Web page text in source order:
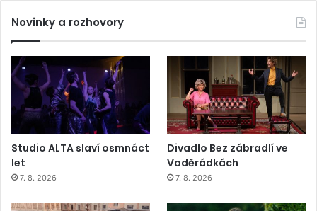
Novinky a rozhovory
Studio ALTA slaví osmnáct
let
7. 8. 2026
Divadlo Bez zábradlí ve
Voděrádkách
7. 8. 2026